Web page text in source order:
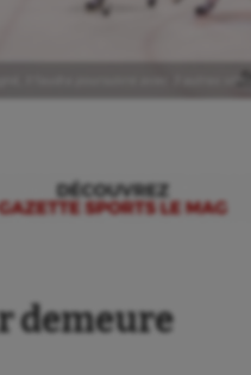
il faudra poursuivre avec 3 autres
demeure